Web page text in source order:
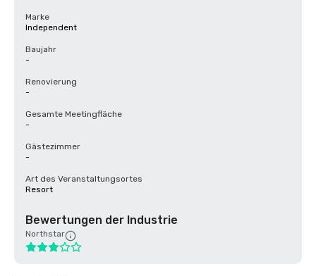
Marke
Independent
Baujahr
-
Renovierung
-
Gesamte Meetingfläche
-
Gästezimmer
-
Art des Veranstaltungsortes
Resort
Bewertungen der Industrie
Northstar